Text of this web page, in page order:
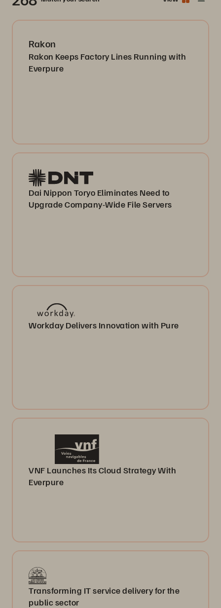
Rakon
Rakon Keeps Factory Lines Running with
Everpure
Dai Nippon Toryo Eliminates Need to
Upgrade Company-Wide File Servers
Workday Delivers Innovation with Pure
VNF Launches Its Cloud Strategy With
Everpure
Transforming IT service delivery for the
public sector